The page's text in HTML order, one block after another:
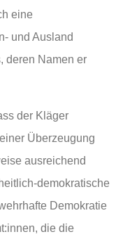
eine
und Ausland
deren Namen er
der Kläger
Überzeugung
ausreichend
demokratische
Demokratie
die die